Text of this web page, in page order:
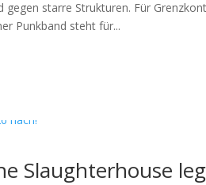
gegen starre Strukturen. Für
Punkband steht für...
Slaughterhouse